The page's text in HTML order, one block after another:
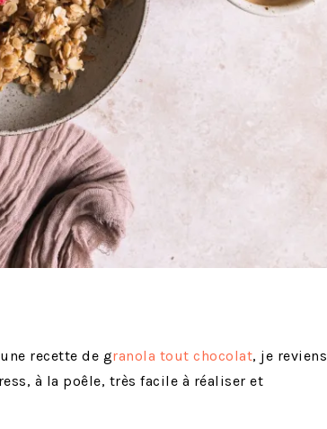
recette de granola tout chocolat, je reviens
à la poêle, très facile à réaliser et